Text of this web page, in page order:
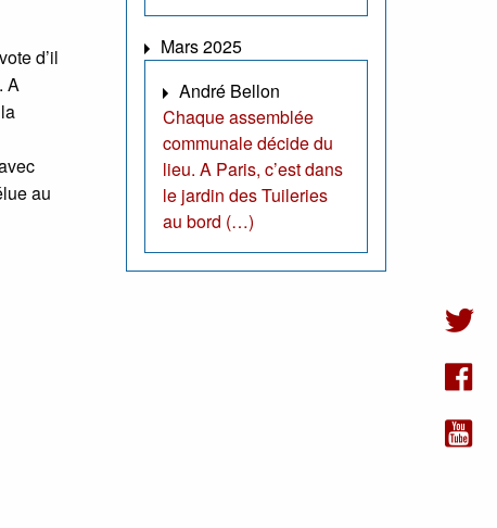
d’il
A
au
Mars 2025
André Bellon
Chaque assemblée
communale décide du
lieu. A Paris, c’est dans
le jardin des Tuileries
au bord (…)